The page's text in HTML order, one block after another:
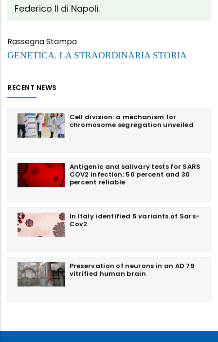
Federico Il di Napoli.
Rassegna Stampa
GENETICA. LA STRAORDINARIA STORIA
RECENT NEWS
Cell division: a mechanism for
chromosome segregation unveiled
Antigenic and salivary tests for SARS
COV2 infection: 50 percent and 30
percent reliable
In Italy identified 5 variants of Sars-
Cov2
Preservation of neurons in an AD 79
vitrified human brain